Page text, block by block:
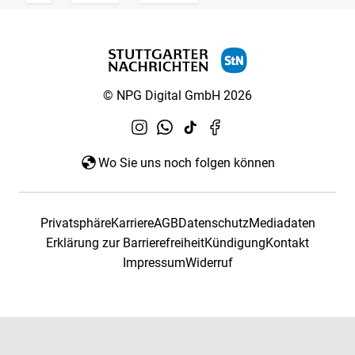
© NPG Digital GmbH 2026
Wo Sie uns noch folgen können
PrivatsphäreKarriereAGBDatenschutzMediadaten
Erklärung zur BarrierefreiheitKündigungKontakt
ImpressumWiderruf